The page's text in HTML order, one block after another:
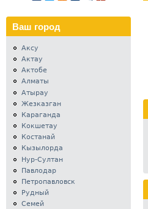
Ваш город
Аксу
Актау
Актобе
Алматы
Атырау
Жезказган
Караганда
Кокшетау
Костанай
Кызылорда
Нур-Султан
Павлодар
Петропавловск
Рудный
Семей